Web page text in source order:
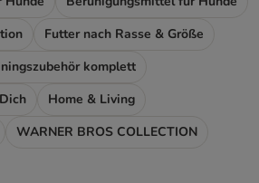
Futter nach Rasse & Größe
komplett
Home & Living
WARNER BROS COLLECTION